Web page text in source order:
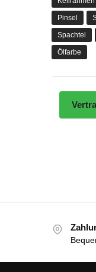
Pinsel
Spachtel
Ölfarbe